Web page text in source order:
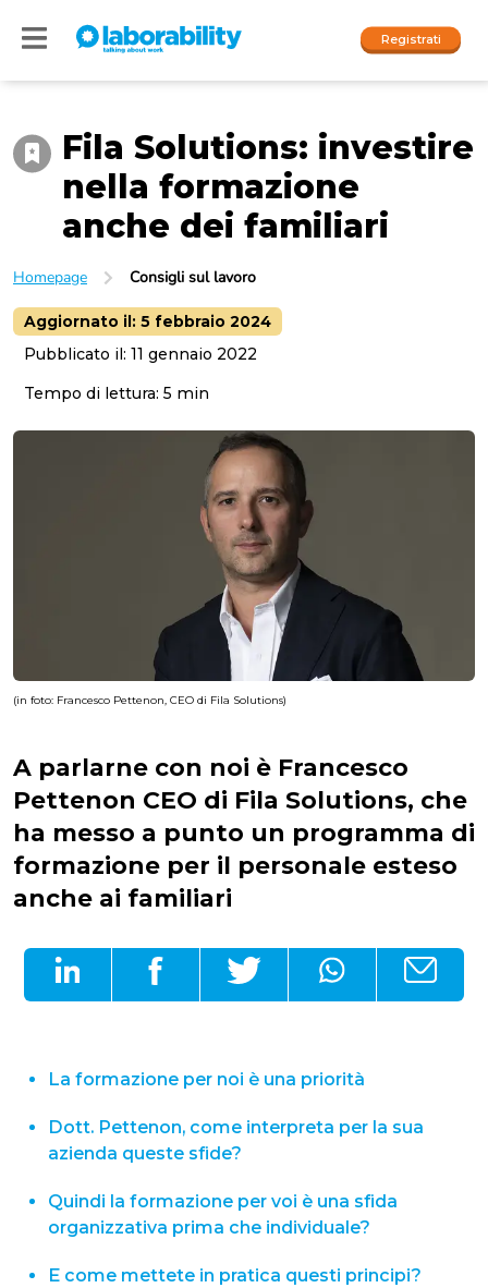
Registrati
I nostri social
Accedi
People
Company
Fila Solutions: investire
nella formazione
anche dei familiari
Homepage Consigli sul lavoro
Aggiornato il: 5 febbraio 2024
Pubblicato il: 11 gennaio 2022
Tempo di lettura: 5 min
(in foto: Francesco Pettenon, CEO di Fila Solutions)
A parlarne con noi è Francesco
Pettenon CEO di Fila Solutions, che
ha messo a punto un programma di
formazione per il personale esteso
anche ai familiari
La formazione per noi è una priorità
Dott. Pettenon, come interpreta per la sua
azienda queste sfide?
Quindi la formazione per voi è una sfida
organizzativa prima che individuale?
E come mettete in pratica questi principi?